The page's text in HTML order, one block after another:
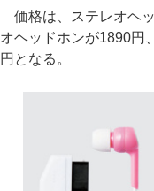
価格は、ステレオヘ
オヘッドホンが1890円
円となる。